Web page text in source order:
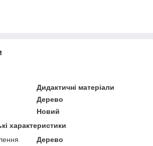
Дидактичні матеріали
Дерево
Новий
характеристики
Дерево